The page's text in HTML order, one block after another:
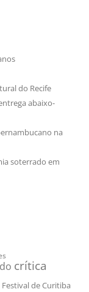
do Recife
abaixo-
na
soterrado em
crítica
Festival de Curitiba